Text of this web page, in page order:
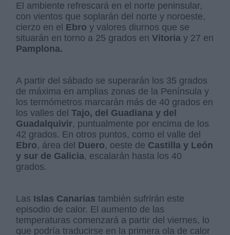
El ambiente refrescará en el norte peninsular,
con vientos que soplarán del norte y noroeste,
cierzo en el Ebro y valores diurnos que se
situarán en torno a 25 grados enVitoria y 27 en
Pamplona.
A partir del sábado se superarán los 35 grados
de máxima en amplias zonas de la Península y
los termómetros marcarán más de 40 grados en
los valles delTajo, del Guadiana y del
Guadalquivir, puntualmente por encima de los
42 grados. En otros puntos, como el valle del
Ebro, área del Duero, oeste de Castilla y León
y sur de Galicia, escalarán hasta los 40
grados.
Las Islas Canarias también sufrirán este
episodio de calor. El aumento de las
temperaturas comenzará a partir del viernes, lo
que podría traducirse en la primera ola de calor